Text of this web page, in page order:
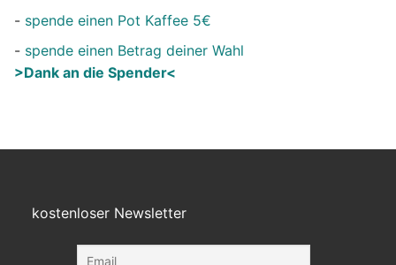
- spende einen Pot Kaffee 5€
- spende einen Betrag deiner Wahl
>Dank an die Spender<
kostenloser Newsletter